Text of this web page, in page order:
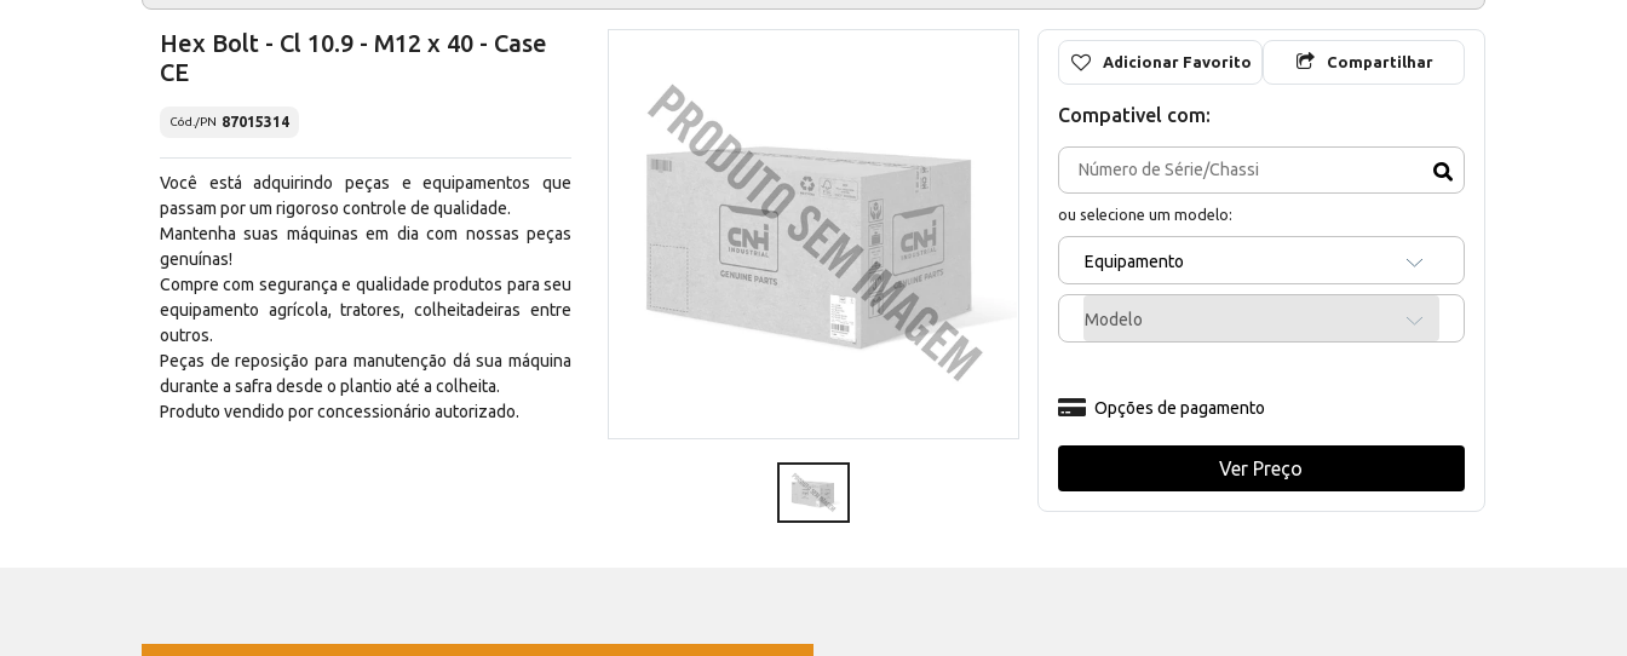
Hex Bolt - Cl 10.9 - M12 x 40 - Case
CE
Cód./PN 87015314
Você está adquirindo peças e equipamentos que
passam por um rigoroso controle de qualidade.
Mantenha suas máquinas em dia com nossas peças
genuínas!
Compre com segurança e qualidade produtos para seu
equipamento agrícola, tratores, colheitadeiras entre
outros.
Peças de reposição para manutenção dá sua máquina
durante a safra desde o plantio até a colheita.
Produto vendido por concessionário autorizado.
Adicionar Favorito Compartilhar
Compativel com:
ou selecione um modelo:
Equipamento
Modelo
Opções de pagamento
Ver Preço